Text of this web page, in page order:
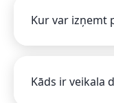
Kur var izņemt
Kāds ir veikala